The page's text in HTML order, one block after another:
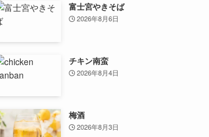
富士宮やきそば
2026年8月6日
チキン南蛮
2026年8月4日
梅酒
2026年8月3日